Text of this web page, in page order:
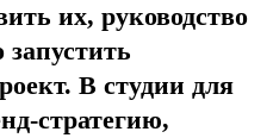
их, руководство
В студии для
стратегию,